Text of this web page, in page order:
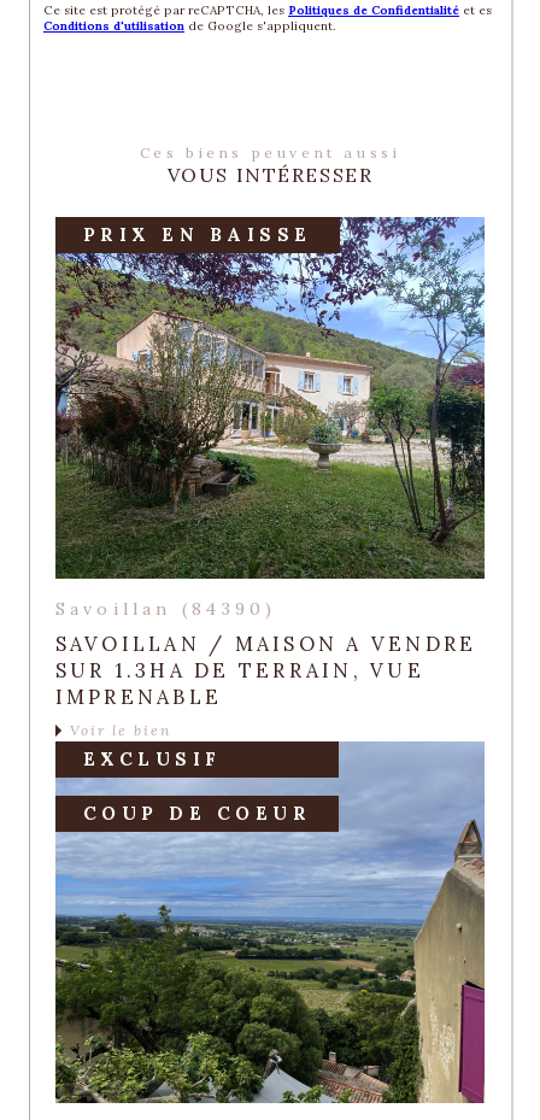
Ce site est protégé par reCAPTCHA, les Politiques de Confidentialité et es
Conditions d'utilisation de Google s'appliquent.
Ces biens peuvent aussi
VOUS INTÉRESSER
PRIX EN BAISSE
Savoillan (84390)
SAVOILLAN / MAISON A VENDRE
SUR 1.3HA DE TERRAIN, VUE
IMPRENABLE
Voir le bien
EXCLUSIF
COUP DE COEUR